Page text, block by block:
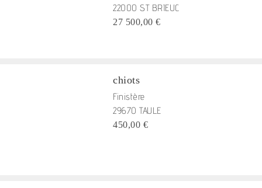
22000 ST BRIEUC
27 500,00 €
chiots
Finistère
29670 TAULE
450,00 €